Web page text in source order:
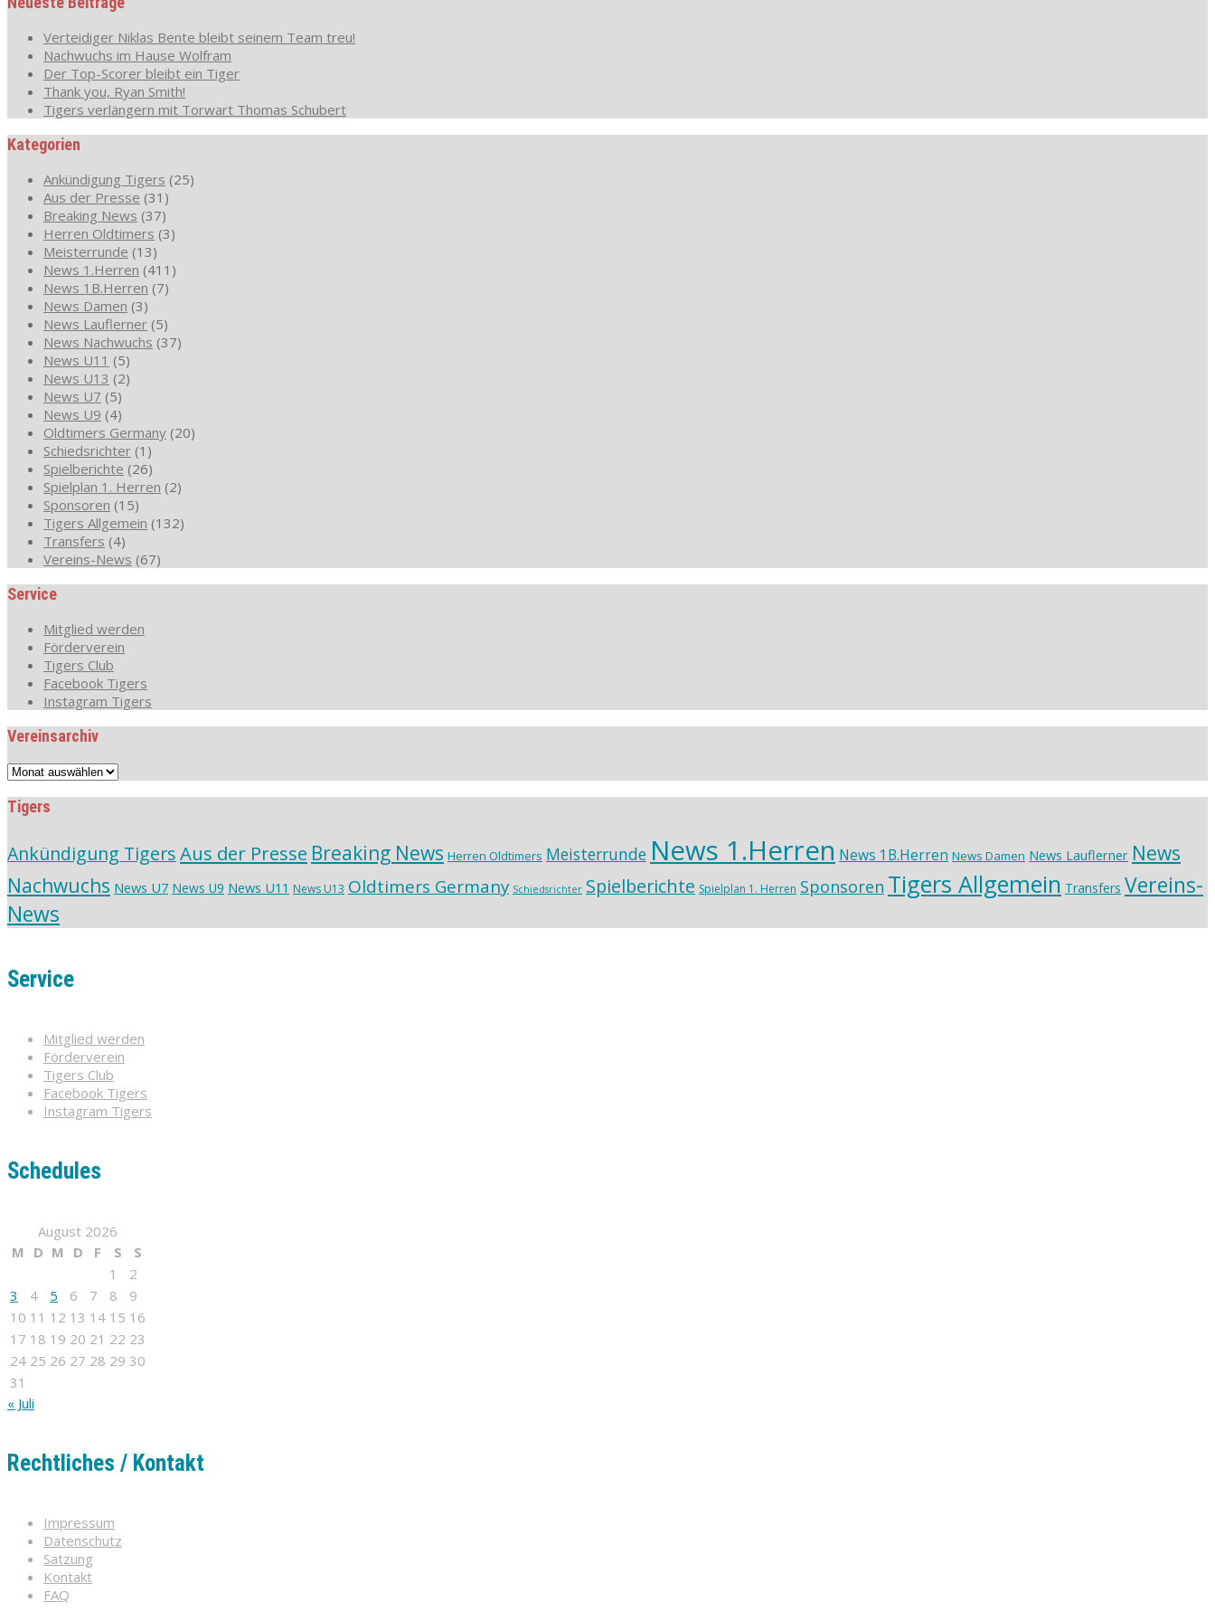
Verteidiger Niklas Bente bleibt seinem Team treu!
Nachwuchs im Hause Wolfram
Der Top-Scorer bleibt ein Tiger
Thank you, Ryan Smith!
Tigers verlängern mit Torwart Thomas Schubert
Kategorien
Ankündigung Tigers (25)
Aus der Presse (31)
Breaking News (37)
Herren Oldtimers (3)
Meisterrunde (13)
News 1.Herren (411)
News 1B.Herren (7)
News Damen (3)
News Lauflerner (5)
News Nachwuchs (37)
News U11 (5)
News U13 (2)
News U7 (5)
News U9 (4)
Oldtimers Germany (20)
Schiedsrichter (1)
Spielberichte (26)
Spielplan 1. Herren (2)
Sponsoren (15)
Tigers Allgemein (132)
Transfers (4)
Vereins-News (67)
Service
Mitglied werden
Förderverein
Tigers Club
Facebook Tigers
Instagram Tigers
Vereinsarchiv
Vereinsarchiv
Tigers
Ankündigung TigersAus der Presse Breaking News Herren Oldtimers Meisterrunde News 1.Herren News 1B.Herren News Damen News Lauflerner News
Nachwuchs News U7 News U9 News U11 News U13 Oldtimers Germany Schiedsrichter Spielberichte Spielplan 1. Herren Sponsoren Tigers Allgemein Transfers Vereins-
News
Service
Mitglied werden
Förderverein
Tigers Club
Facebook Tigers
Instagram Tigers
Schedules
August 2026
M D M D F S
S
1
2
3
4 5 6 7 8
9
10 11 12 13 14 15 16
17 18 19 20 21 22 23
24 25 26 27 28 29 30
31
« Juli
Rechtliches / Kontakt
Impressum
Datenschutz
Satzung
Kontakt
FAQ